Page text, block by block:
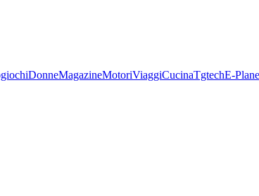
DonneMagazineMotoriViaggiCucinaTgtechE-